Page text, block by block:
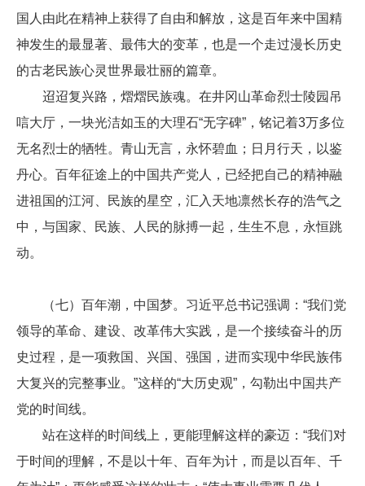
国人由此在精神上获得了自由和解放，这是百年来中国精
神发生的最显著、最伟大的变革，也是一个走过漫长历史
的古老民族心灵世界最壮丽的篇章。
迢迢复兴路，熠熠民族魂。在井冈山革命烈士陵园吊
唁大厅，一块光洁如玉的大理石“无字碑”，铭记着3万多位
无名烈士的牺牲。青山无言，永怀碧血；日月行天，以鉴
丹心。百年征途上的中国共产党人，已经把自己的精神融
进祖国的江河、民族的星空，汇入天地凛然长存的浩气之
中，与国家、民族、人民的脉搏一起，生生不息，永恒跳
动。
（七）百年潮，中国梦。习近平总书记强调：“我们党
领导的革命、建设、改革伟大实践，是一个接续奋斗的历
史过程，是一项救国、兴国、强国，进而实现中华民族伟
大复兴的完整事业。”这样的“大历史观”，勾勒出中国共产
党的时间线。
站在这样的时间线上，更能理解这样的豪迈：“我们对
于时间的理解，不是以十年、百年为计，而是以百年、千